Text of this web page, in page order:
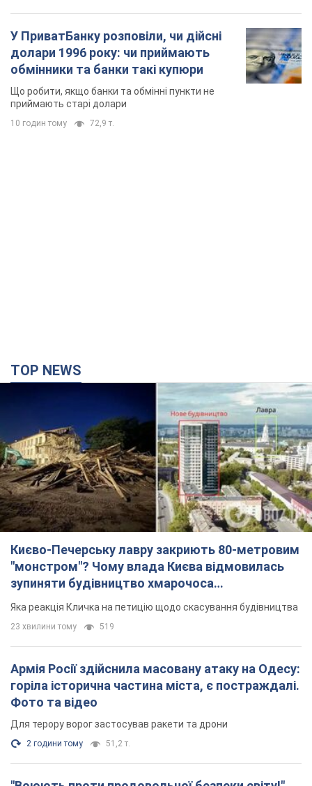
У ПриватБанку розповіли, чи дійсні
долари 1996 року: чи приймають
обмінники та банки такі купюри
Що робити, якщо банки та обмінні пункти не
приймають старі долари
10 годин тому 72,9 т.
TOP NEWS
Києво-Печерську лавру закриють 80-метровим
"монстром"? Чому влада Києва відмовилась
зупиняти будівництво хмарочоса
"московського вірянина"
Яка реакція Кличка на петицію щодо скасування будівництва
23 хвилини тому 519
Армія Росії здійснила масовану атаку на Одесу:
горіла історична частина міста, є постраждалі.
Фото та відео
Для терору ворог застосував ракети та дрони
2 години тому 51,2 т.